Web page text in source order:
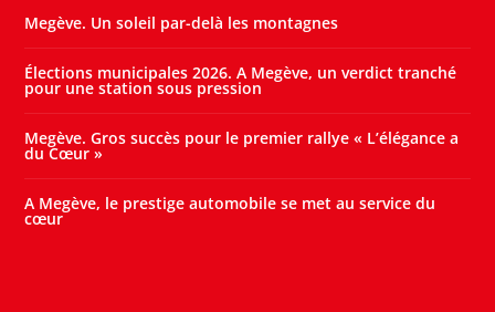
Megève. Un soleil par-delà les montagnes
Élections municipales 2026. A Megève, un verdict tranché
pour une station sous pression
Megève. Gros succès pour le premier rallye « L’élégance a
du Cœur »
A Megève, le prestige automobile se met au service du
cœur